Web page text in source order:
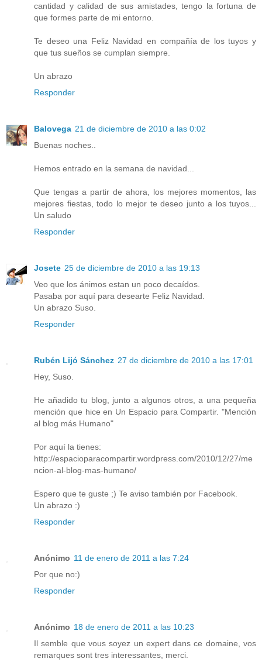
cantidad y calidad de sus amistades, tengo la fortuna de
que formes parte de mi entorno.
Te deseo una Feliz Navidad en compañía de los tuyos y
que tus sueños se cumplan siempre.
Un abrazo
Responder
Balovega 21 de diciembre de 2010 a las 0:02
Buenas noches..
Hemos entrado en la semana de navidad...
Que tengas a partir de ahora, los mejores momentos, las
mejores fiestas, todo lo mejor te deseo junto a los tuyos...
Un saludo
Responder
Josete 25 de diciembre de 2010 a las 19:13
Veo que los ánimos estan un poco decaídos.
Pasaba por aquí para desearte Feliz Navidad.
Un abrazo Suso.
Responder
Rubén Lijó Sánchez 27 de diciembre de 2010 a las 17:01
Hey, Suso.
He añadido tu blog, junto a algunos otros, a una pequeña
mención que hice en Un Espacio para Compartir. "Mención
al blog más Humano"
Por aquí la tienes:
http://espacioparacompartir.wordpress.com/2010/12/27/me
ncion-al-blog-mas-humano/
Espero que te guste ;) Te aviso también por Facebook.
Un abrazo :)
Responder
Anónimo 11 de enero de 2011 a las 7:24
Por que no:)
Responder
Anónimo 18 de enero de 2011 a las 10:23
Il semble que vous soyez un expert dans ce domaine, vos
remarques sont tres interessantes, merci.